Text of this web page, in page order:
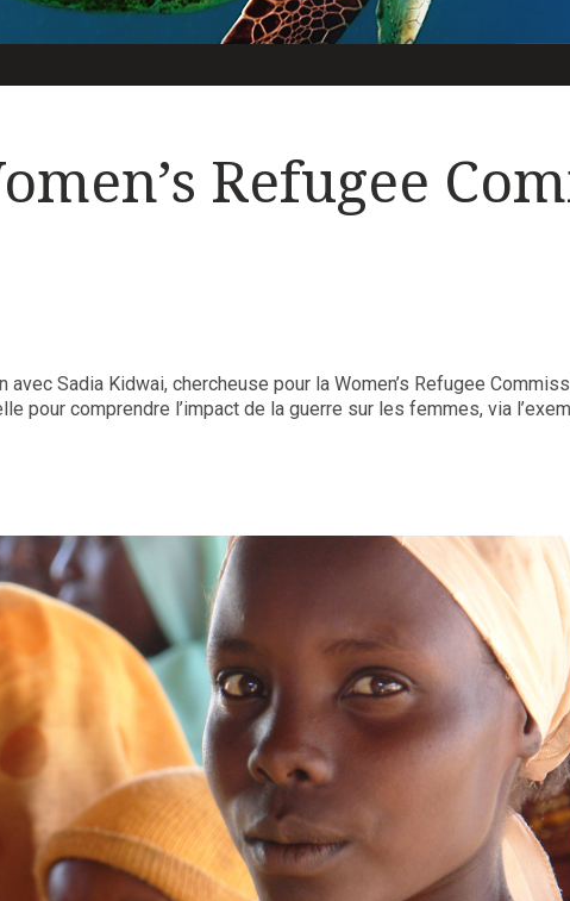
Refugee
Sadia Kidwai, chercheuse pour la Women’s Refugee
pour comprendre l’impact de la guerre sur les femmes, via